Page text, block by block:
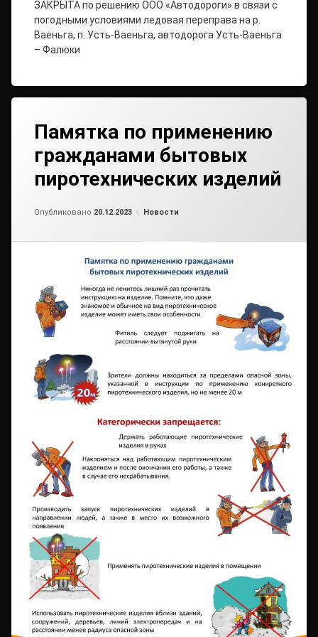
ЗАКРЫТА по решению ООО «Автодороги» в связи с
погодными условиями ледовая переправа на р.
Ваеньга, п. Усть-Ваеньга, автодорога Усть-Ваеньга
– Фалюки
Памятка по применению
гражданами бытовых
пиротехнических изделий
Опубликовано 20.12.2023 Рубрики:
Новости